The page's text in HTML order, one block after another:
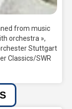
from music
orchestra »,
Stuttgart
Classics/SWR